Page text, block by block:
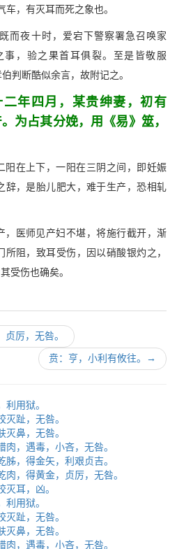
车，有灭耳而死之象也。
而夜十时，爱宕下警察署急召唤家
事，验之果首耳俱裂。至是皆敬服
判断酷似余言，故附记之。
年四月，某贵绅妻，初有
为占其分娩，用《易》筮，
阳在上下，一阳在三阴之间，即妊娠
辞，是胎儿肥大，难于生产，恐相轧
，医师见产妇不堪，将施行截开，渐
阻，致耳受伤，因以硝酸银灼之，
受伤也确矣。
厉，无咎。
贲：亨，小利有攸往。 →
用狱。
趾，无咎。
鼻，无咎。
，遇毒，小吝，无咎。
，得金矢，利艰贞吉。
，得黄金，贞厉，无咎。
耳，凶。
用狱。
趾，无咎。
鼻，无咎。
，遇毒，小吝，无咎。